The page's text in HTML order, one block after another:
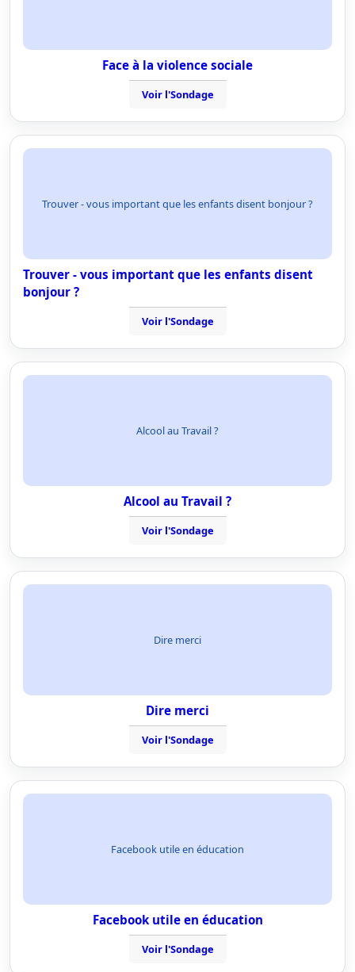
Face à la violence sociale
Voir l'Sondage
Trouver - vous important que les enfants disent bonjour ?
Trouver - vous important que les enfants disent
bonjour ?
Voir l'Sondage
Alcool au Travail ?
Alcool au Travail ?
Voir l'Sondage
Dire merci
Dire merci
Voir l'Sondage
Facebook utile en éducation
Facebook utile en éducation
Voir l'Sondage